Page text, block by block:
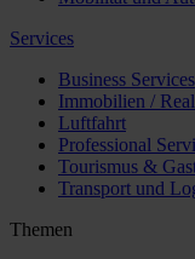
Services
Business Services
Immobilien /
Luftfahrt
Professional
Tourismus &
Transport und
Themen